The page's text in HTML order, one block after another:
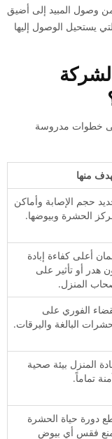
وصول المبيد إلى أضيق
يستحيل الوصول إليها
إلى خطوات مدروسة
منها
حجم الإصابة وأماكن
الحشرة وبيوضها.
أعلى كفاءة إبادة
هدر أو تأثير على
المنزل.
الفوري على
البالغة واليرقات.
المنزل بيئة صحية
تماماً.
دورة حياة الحشرة
فقس أي بيوض